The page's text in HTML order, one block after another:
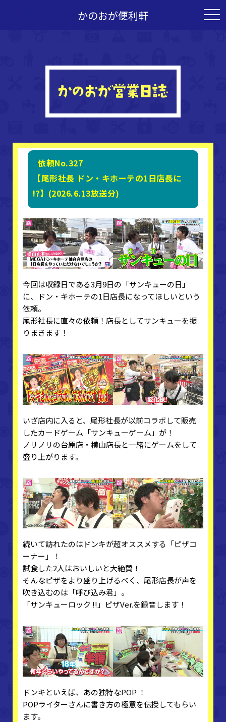
かのおが便利軒
依頼No.327
【尾形社長 ドン・キホーテの1日店長に
!?】(2026.6.13放送分)
今回は収録日である3月9日の「サンキューの日」
に、ドン・キホーテの1日店長になってほしいという
依頼。
尾形社長に直々の依頼！店長としてサンキューを振
りまきます！
いざ店内に入ると、尾形社長が以前コラボして販売
したカードゲーム「サンキューゲーム」が！
ノリノリの台原店・横山店長と一緒にゲームをして
盛り上がります。
続いて訪れたのはドンキが超オススメする「ピザコ
ーナー」！
試食した2人はおいしいと大絶賛！
そんなピザをより盛り上げるべく、尾形店長が声を
吹き込むのは「呼び込み君」。
「サンキューロック !!」ピザVer.を録音します！
ドンキといえば、あの独特なPOP ！
POPライターさんに書き方の極意を伝授してもらい
ます。